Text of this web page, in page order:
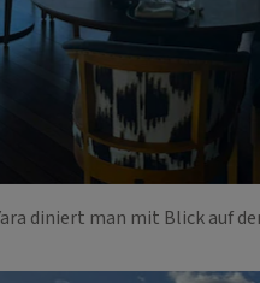
diniert man mit Blick auf